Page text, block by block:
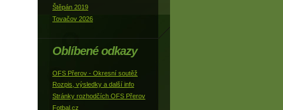
Štěpán 2019
Tovačov 2026
Oblíbené odkazy
OFS Přerov - Okresní soutěž
Rozpis, výsledky a další info
Stránky rozhodčích OFS Přerov
Fotbal.cz